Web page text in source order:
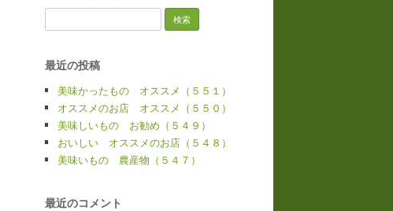
索:
最近の投稿
美味かったもの オススメ（５５１）
オススメのお店 オススメ（５５０）
美味しいもの お勧め（５４９）
おいしい オススメのお店（５４８）
美味いもの 農産物（５４７）
最近のコメント